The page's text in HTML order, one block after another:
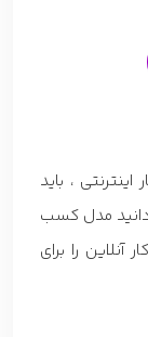
، باید
مدل کسب
را برای